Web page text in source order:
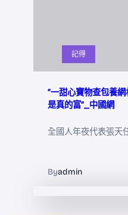
記得
“一甜心寶物查包養
是真的富”_中國網
全國人年夜代表張天
Byadmin